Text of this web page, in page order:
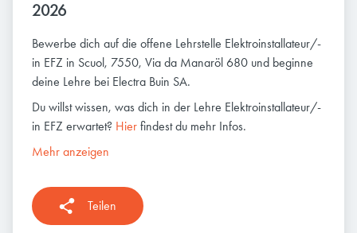
2026
Bewerbe dich auf die offene Lehrstelle Elektroinstallateur/-
in EFZ in Scuol, 7550, Via da Manaröl 680 und beginne
deine Lehre bei Electra Buin SA.
Du willst wissen, was dich in der Lehre Elektroinstallateur/-
in EFZ erwartet? Hier findest du mehr Infos.
Mehr anzeigen
Teilen